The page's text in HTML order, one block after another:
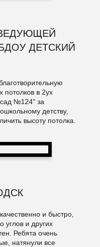
ДЕТСКИЙ
потолков в 2ух
№124" за
детству,
высоту потолка.
и быстро,
углов и других
Ребята очень
натянули все